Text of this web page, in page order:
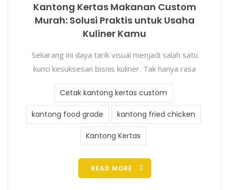
Kantong Kertas Makanan Custom
Murah: Solusi Praktis untuk Usaha
Kuliner Kamu
Sekarang ini daya tarik visual menjadi salah satu
kunci kesuksesan bisnis kuliner. Tak hanya rasa
Cetak kantong kertas custom
kantong food grade kantong fried chicken
Kantong Kertas
READ MORE